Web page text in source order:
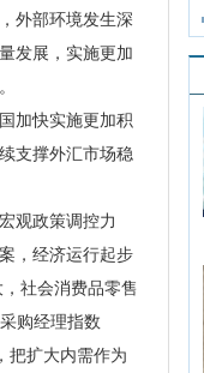
外部环境发生深
发展，实施更加
加快实施更加积
支撑外汇市场稳
观政策调控力
，经济运行起步
社会消费品零售
购经理指数
把扩大内需作为